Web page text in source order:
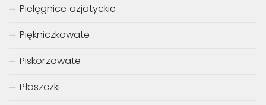
Pielęgnice azjatyckie
Piękniczkowate
Piskorzowate
Płaszczki